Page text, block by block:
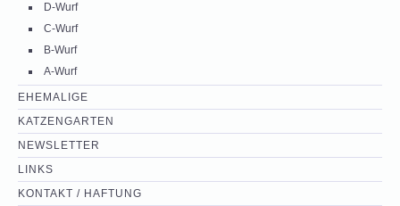
D-Wurf
C-Wurf
B-Wurf
A-Wurf
EHEMALIGE
KATZENGARTEN
NEWSLETTER
LINKS
KONTAKT / HAFTUNG